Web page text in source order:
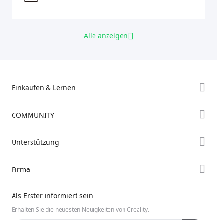
Alle anzeigen
Einkaufen & Lernen
Händler finden
Hi-Serie
COMMUNITY
Discord
Unterstützung
Hilfe
Videos
Firma
Kontakt uns
Als Erster informiert sein
Erhalten Sie die neuesten Neuigkeiten von Creality.